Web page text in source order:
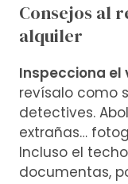
Consejos al
alquiler
Inspecciona el
revísalo como
detectives.
extrañas…
Incluso el
documentas,